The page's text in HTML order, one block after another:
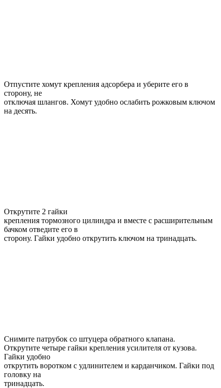
Отпустите хомут крепления адсорбера и уберите его в
сторону, не
отключая шлангов. Хомут удобно ослабить рожковым ключом
на десять.
Открутите 2 гайки
крепления тормозного цилиндра и вместе с расширительным
бачком отведите его в
сторону. Гайки удобно открутить ключом на тринадцать.
Снимите патрубок со штуцера обратного клапана.
Открутите четыре гайки крепления усилителя от кузова.
Гайки удобно
открутить воротком с удлинителем и карданчиком. Гайки под
головку на
тринадцать.